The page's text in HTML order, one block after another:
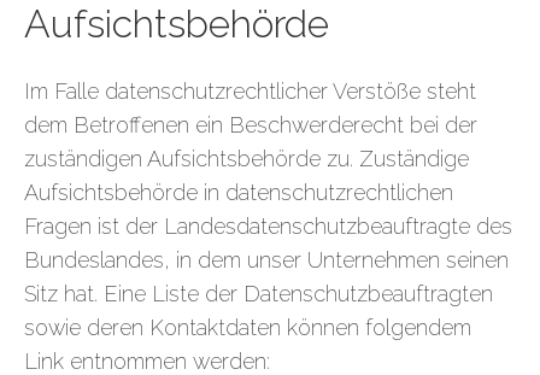
Aufsichtsbehörde
Im Falle datenschutzrechtlicher Verstöße steht
dem Betroffenen ein Beschwerderecht bei der
zuständigen Aufsichtsbehörde zu. Zuständige
Aufsichtsbehörde in datenschutzrechtlichen
Fragen ist der Landesdatenschutzbeauftragte des
Bundeslandes, in dem unser Unternehmen seinen
Sitz hat. Eine Liste der Datenschutzbeauftragten
sowie deren Kontaktdaten können folgendem
Link entnommen werden: